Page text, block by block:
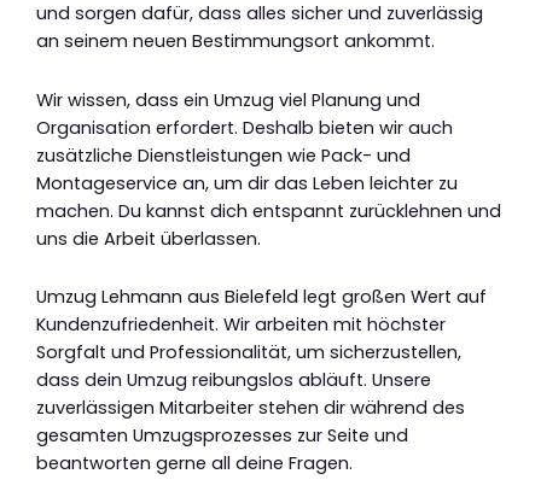
und sorgen dafür, dass alles sicher und zuverlässig
an seinem neuen Bestimmungsort ankommt.
Wir wissen, dass ein Umzug viel Planung und
Organisation erfordert. Deshalb bieten wir auch
zusätzliche Dienstleistungen wie Pack- und
Montageservice an, um dir das Leben leichter zu
machen. Du kannst dich entspannt zurücklehnen und
uns die Arbeit überlassen.
Umzug Lehmann aus Bielefeld legt großen Wert auf
Kundenzufriedenheit. Wir arbeiten mit höchster
Sorgfalt und Professionalität, um sicherzustellen,
dass dein Umzug reibungslos abläuft. Unsere
zuverlässigen Mitarbeiter stehen dir während des
gesamten Umzugsprozesses zur Seite und
beantworten gerne all deine Fragen.